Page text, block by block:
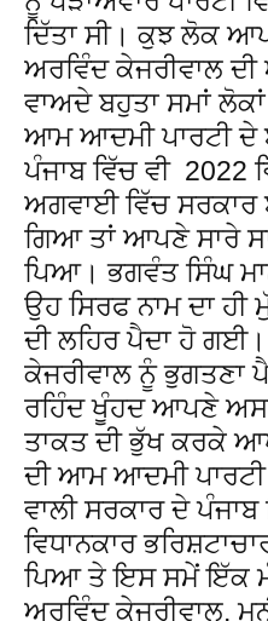
ਦਿੱਤਾ ਸੀ। ਕੁਝ ਲੋਕ
ਅਰਵਿੰਦ ਕੇਜਰੀਵਾਲ
ਵਾਅਦੇ ਬਹੁਤਾ ਸਮਾਂ
ਆਮ ਆਦਮੀ ਪਾਰਟੀ ਦੇ
ਪੰਜਾਬ ਵਿੱਚ ਵੀ 2022
ਅਗਵਾਈ ਵਿੱਚ ਸਰਕਾਰ
ਗਿਆ ਤਾਂ ਆਪਣੇ ਸਾਰੇ
ਪਿਆ। ਭਗਵੰਤ ਸਿੰਘ
ਉਹ ਸਿਰਫ ਨਾਮ ਦਾ
ਦੀ ਲਹਿਰ ਪੈਦਾ ਹੋ
ਕੇਜਰੀਵਾਲ ਨੂੰ ਭੁਗਤਣਾ
ਰਹਿੰਦ ਖੂੰਹਦ ਆਪਣੇ
ਤਾਕਤ ਦੀ ਭੁੱਖ ਕਰਕੇ
ਦੀ ਆਮ ਆਦਮੀ ਪਾਰਟੀ
ਵਾਲੀ ਸਰਕਾਰ ਦੇ
ਵਿਧਾਨਕਾਰ
ਪਿਆ ਤੇ ਇਸ ਸਮੇਂ ਇੱਕ
ਅਰਵਿੰਦ ਕੇਜਰੀਵਾਲ,